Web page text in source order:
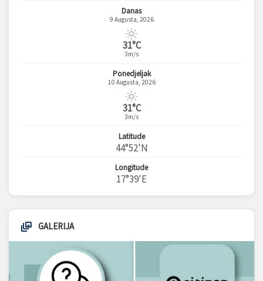
Danas
9 Augusta, 2026
31°C
3m/s
Ponedjeljak
10 Augusta, 2026
31°C
3m/s
Latitude
44°52'N
Longitude
17°39'E
GALERIJA